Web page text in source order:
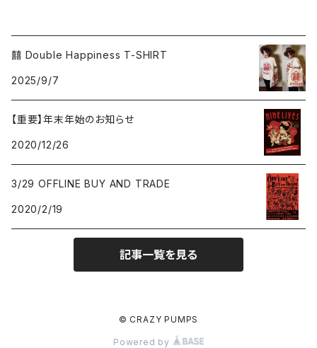
囍 Double Happiness T-SHIRT
2025/9/7
【重要】年末年始のお知らせ
2020/12/26
3/29 OFFLINE BUY AND TRADE
2020/2/19
記事一覧を見る
© CRAZY PUMPS
Powered by